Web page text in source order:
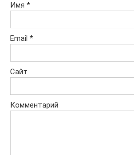
Имя *
Email *
Сайт
Комментарий